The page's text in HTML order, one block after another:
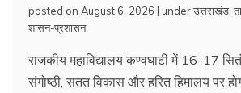
posted on August 6, 2026 | underउत्तराखंड
शासन-प्रशासन
राजकीय महाविद्यालय कण्वघाटी में 16-17
संगोष्ठी, सतत विकास और हरित हिमालय पर